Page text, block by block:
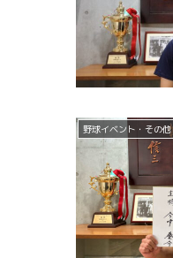
野球イベント・その他